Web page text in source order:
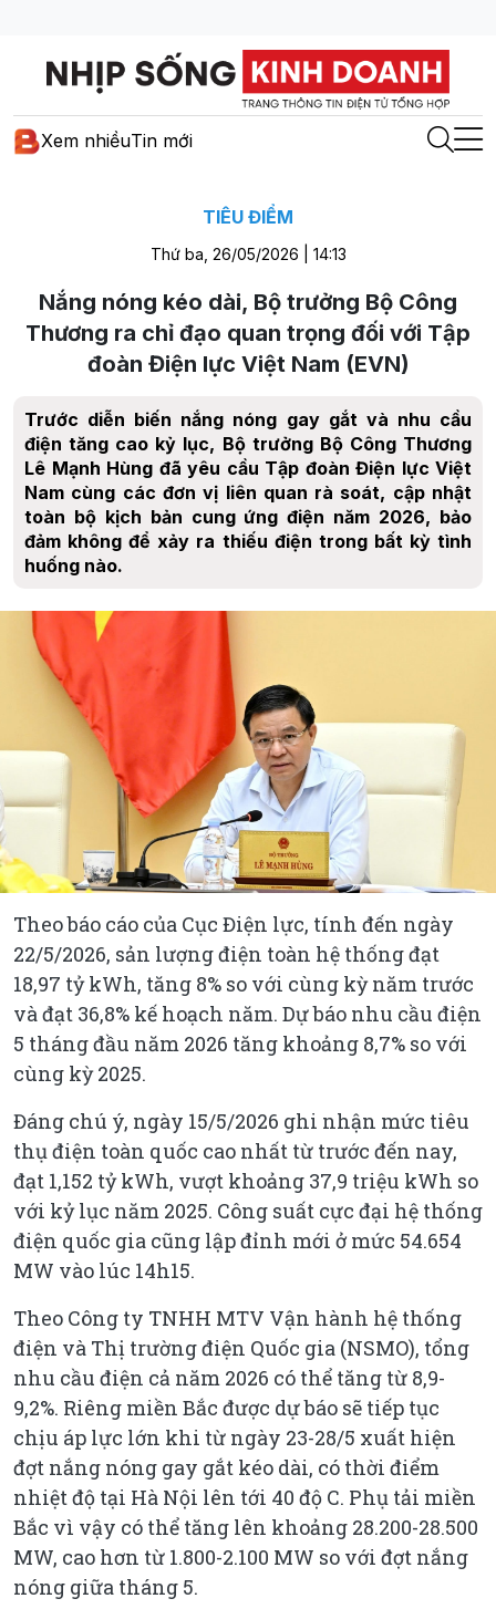
Xem nhiềuTin mới
TIÊU ĐIỂM
Thứ ba, 26/05/2026 | 14:13
Nắng nóng kéo dài, Bộ trưởng Bộ Công
Thương ra chỉ đạo quan trọng đối với Tập
đoàn Điện lực Việt Nam (EVN)
Trước diễn biến nắng nóng gay gắt và nhu cầu
điện tăng cao kỷ lục, Bộ trưởng Bộ Công Thương
Lê Mạnh Hùng đã yêu cầu Tập đoàn Điện lực Việt
Nam cùng các đơn vị liên quan rà soát, cập nhật
toàn bộ kịch bản cung ứng điện năm 2026, bảo
đảm không để xảy ra thiếu điện trong bất kỳ tình
huống nào.
Theo báo cáo của Cục Điện lực, tính đến ngày
22/5/2026, sản lượng điện toàn hệ thống đạt
18,97 tỷ kWh, tăng 8% so với cùng kỳ năm trước
và đạt 36,8% kế hoạch năm. Dự báo nhu cầu điện
5 tháng đầu năm 2026 tăng khoảng 8,7% so với
cùng kỳ 2025.
Đáng chú ý, ngày 15/5/2026 ghi nhận mức tiêu
thụ điện toàn quốc cao nhất từ trước đến nay,
đạt 1,152 tỷ kWh, vượt khoảng 37,9 triệu kWh so
với kỷ lục năm 2025. Công suất cực đại hệ thống
điện quốc gia cũng lập đỉnh mới ở mức 54.654
MW vào lúc 14h15.
Theo Công ty TNHH MTV Vận hành hệ thống
điện và Thị trường điện Quốc gia (NSMO), tổng
nhu cầu điện cả năm 2026 có thể tăng từ 8,9-
9,2%. Riêng miền Bắc được dự báo sẽ tiếp tục
chịu áp lực lớn khi từ ngày 23-28/5 xuất hiện
đợt nắng nóng gay gắt kéo dài, có thời điểm
nhiệt độ tại Hà Nội lên tới 40 độ C. Phụ tải miền
Bắc vì vậy có thể tăng lên khoảng 28.200-28.500
MW, cao hơn từ 1.800-2.100 MW so với đợt nắng
nóng giữa tháng 5.